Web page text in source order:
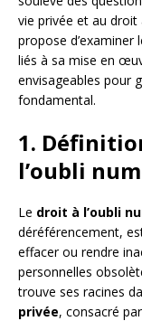
vie privée et au droit
propose d’examiner
liés à sa mise en
envisageables pour
fondamental.
1.
l’oubli
Le droit à l’oubli
déréférencement,
effacer ou rendre
personnelles
trouve ses racines
privée, consacré